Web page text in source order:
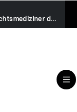
Anwälte der Toten - Rechtsmediziner decken auf